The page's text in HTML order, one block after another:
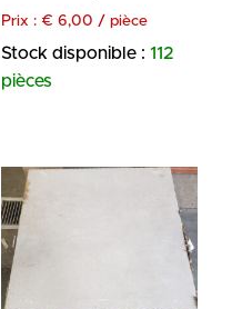
Prix : € 6,00 / pièce
Stock disponible : 112
pièces